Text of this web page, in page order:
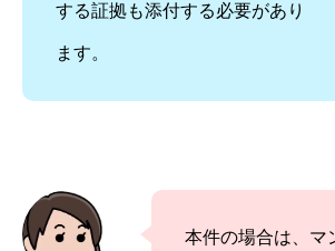
する証拠も添付する必要があり
ます。
本件の場合は、マ